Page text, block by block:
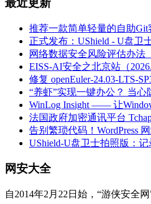
最近更新
推荐一款简单轻量的自助Git
正式发布：UShield - U盘卫
网络数据安全风险评估办法
EISS-AI安全之北京站（
修复 openEuler-24.03-LTS-
“养虾”实现一键办公？ 当心
WinLog Insight —— 让
法国政府加密通讯平台
告别繁琐代码！WordPress
UShield-U盘卫士拍照版：
网安大全
自2014年2月22日始，“游侠安全